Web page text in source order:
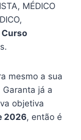
MÉDICO
Curso
mesmo a sua
já a
objetiva
2026, então é